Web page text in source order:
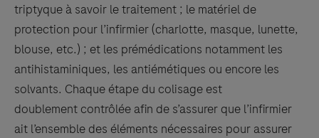
triptyque à savoir le traitement ; le matériel de
protection pour l’infirmier (charlotte, masque, lunette,
blouse, etc.) ; et les prémédications notamment les
antihistaminiques, les antiémétiques ou encore les
solvants. Chaque étape du colisage est
doublement contrôlée afin de s’assurer que l’infirmier
ait l’ensemble des éléments nécessaires pour assurer